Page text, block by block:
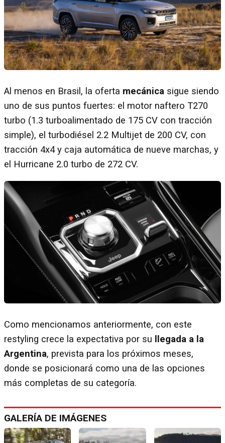
Al menos en Brasil, la oferta mecánica sigue siendo
uno de sus puntos fuertes: el motor naftero T270
turbo (1.3 turboalimentado de 175 CV con tracción
simple), el turbodiésel 2.2 Multijet de 200 CV, con
tracción 4x4 y caja automática de nueve marchas, y
el Hurricane 2.0 turbo de 272 CV.
Como mencionamos anteriormente, con este
restyling crece la expectativa por su
llegada a la
Argentina, prevista para los próximos meses,
donde se posicionará como una de las opciones
más completas de su categoría.
GALERÍA DE IMÁGENES